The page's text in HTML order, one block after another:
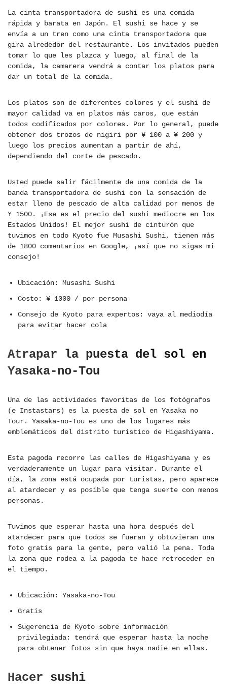
La cinta transportadora de sushi es una comida
rápida y barata en Japón. El sushi se hace y se
envía a un tren como una cinta transportadora que
gira alrededor del restaurante. Los invitados pueden
tomar lo que les plazca y luego, al final de la
comida, la camarera vendrá a contar los platos para
dar un total de la comida.
Los platos son de diferentes colores y el sushi de
mayor calidad va en platos más caros, que están
todos codificados por colores. Por lo general, puede
obtener dos trozos de nigiri por ¥ 100 a ¥ 200 y
luego los precios aumentan a partir de ahí,
dependiendo del corte de pescado.
Usted puede salir fácilmente de una comida de la
banda transportadora de sushi con la sensación de
estar lleno de pescado de alta calidad por menos de
¥ 1500. ¡Ese es el precio del sushi mediocre en los
Estados Unidos! El mejor sushi de cinturón que
tuvimos en todo Kyoto fue Musashi Sushi, tienen más
de 1800 comentarios en Google, ¡así que no sigas mi
consejo!
Ubicación: Musashi Sushi
Costo: ¥ 1000 / por persona
Consejo de Kyoto para expertos: vaya al mediodía
para evitar hacer cola
Atrapar la puesta del sol en
Yasaka-no-Tou
Una de las actividades favoritas de los fotógrafos
(e Instastars) es la puesta de sol en Yasaka no
Tour. Yasaka-no-Tou es uno de los lugares más
emblemáticos del distrito turístico de Higashiyama.
Esta pagoda recorre las calles de Higashiyama y es
verdaderamente un lugar para visitar. Durante el
día, la zona está ocupada por turistas, pero aparece
al atardecer y es posible que tenga suerte con menos
personas.
Tuvimos que esperar hasta una hora después del
atardecer para que todos se fueran y obtuvieran una
foto gratis para la gente, pero valió la pena. Toda
la zona que rodea a la pagoda te hace retroceder en
el tiempo.
Ubicación: Yasaka-no-Tou
Gratis
Sugerencia de Kyoto sobre información
privilegiada: tendrá que esperar hasta la noche
para obtener fotos sin que haya nadie en ellas.
Hacer sushi